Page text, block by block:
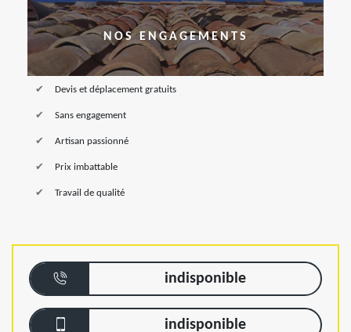
NOS ENGAGEMENTS
Devis et déplacement gratuits
Sans engagement
Artisan passionné
Prix imbattable
Travail de qualité
indisponible
indisponible